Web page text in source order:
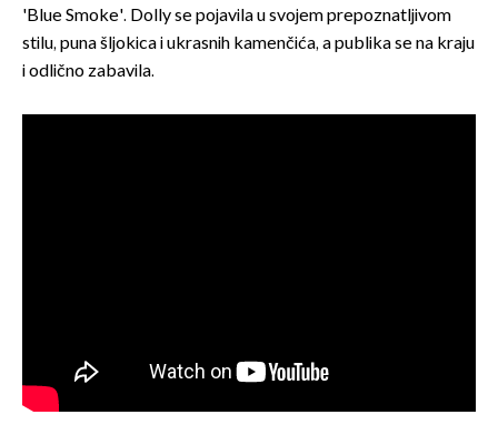
'Blue Smoke'. Dolly se pojavila u svojem prepoznatljivom
stilu, puna šljokica i ukrasnih kamenčića, a publika se na kraju
i odlično zabavila.